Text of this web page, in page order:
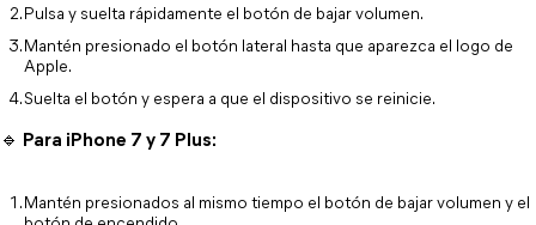
Pulsa y suelta rápidamente el botón de bajar volumen.
Mantén presionado el botón lateral hasta que aparezca el logo de
Apple.
Suelta el botón y espera a que el dispositivo se reinicie.
🔹 Para iPhone 7 y 7 Plus:
Mantén presionados al mismo tiempo el botón de bajar volumen y el